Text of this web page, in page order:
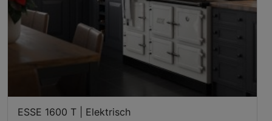
ESSE 1600 T | Elektrisch